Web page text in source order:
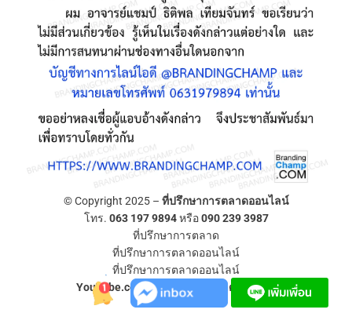
© Copyright 2025 – ที่ปรึกษาการตลาดออนไลน์
โทร. 063 197 9894หรือ090 239 3987
ที่ปรึกษาการตลาด
ที่ปรึกษาการตลาดออนไลน์
ที่ปรึกษาการตลาดออนไลน์
YouTube.com/ที่ปรึกษาการตลาดออนไลน์